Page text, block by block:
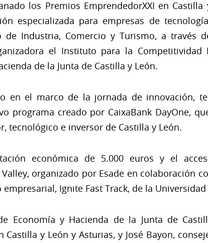
los Premios EmprendedorXXI en
especializada para empresas de
Industria, Comercio y Turismo, a través
el Instituto para la Competitividad
de la Junta de Castilla y León.
en el marco de la jornada de innovación,
programa creado por CaixaBank DayOne,
tecnológico e inversor de Castilla y León.
económica de 5.000 euros y el
organizado por Esade en colaboración
Ignite Fast Track, de la
Economía y Hacienda de la Junta de
y León y Asturias, y José Bayon,